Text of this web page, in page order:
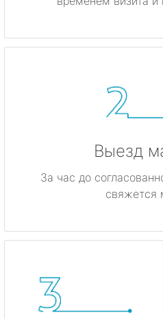
Выезд
За час до
свяжется